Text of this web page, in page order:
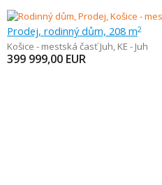
Prodej, rodinný dům, 208 m2
Košice - mestská časť Juh, KE - Juh
399 999,00 EUR